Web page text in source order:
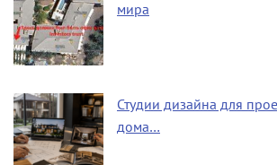
мира
Студии дизайна для
дома…